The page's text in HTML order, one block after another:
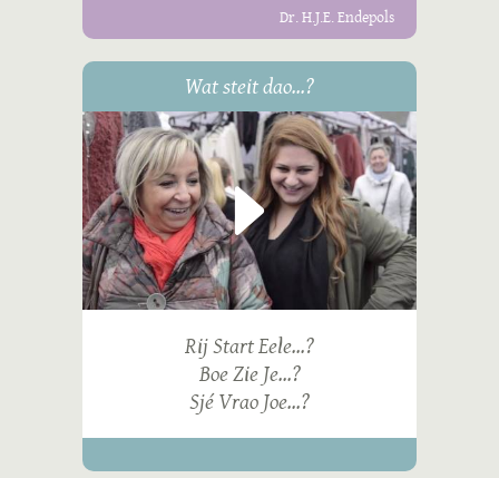
Dr. H.J.E. Endepols
Wat steit dao...?
Rij Start Eele...?
Boe Zie Je...?
Sjé Vrao Joe...?